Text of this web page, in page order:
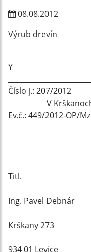
08.08.2012
Výrub drevín
OBEC
Y
Číslo j.:
V Krškanoch,
Ev.č.: 449/2012-OP/Mz
Titl.
Ing. Pavel Debnár
Krškany 273
934 01 Levice